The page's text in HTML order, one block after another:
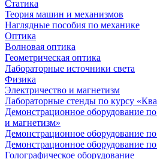
Статика
Теория машин и механизмов
Наглядные пособия по механике
Оптика
Волновая оптика
Геометрическая оптика
Лабораторные источники света
Физика
Электричество и магнетизм
Лабораторные стенды по курсу
Демонстрационное оборудование
и магнетизм»
Демонстрационное оборудование
Демонстрационное оборудование
Голографическое оборудование